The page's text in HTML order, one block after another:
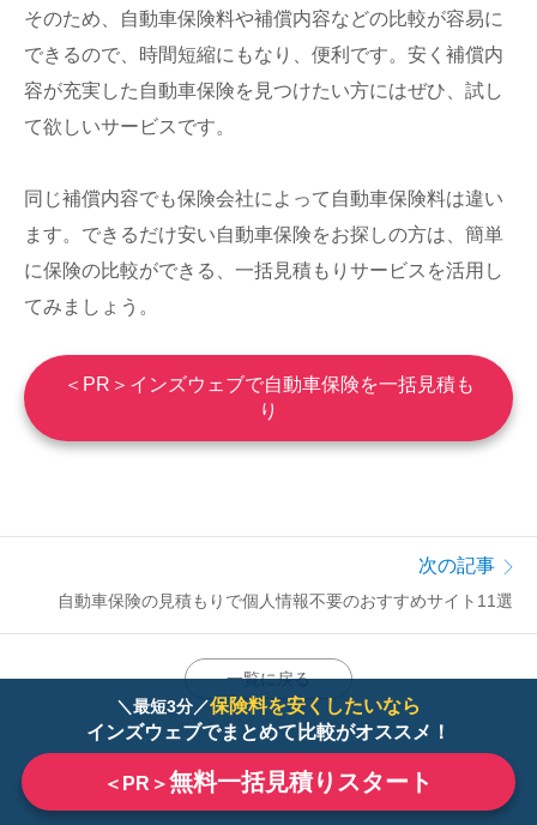
そのため、自動車保険料や補償内容などの比較が容易に
できるので、時間短縮にもなり、便利です。安く補償内
容が充実した自動車保険を見つけたい方にはぜひ、試し
て欲しいサービスです。
同じ補償内容でも保険会社によって自動車保険料は違い
ます。できるだけ安い自動車保険をお探しの方は、簡単
に保険の比較ができる、一括見積もりサービスを活用し
てみましょう。
＜PR＞インズウェブで自動車保険を一括見積も
り
次の記事
自動車保険の見積もりで個人情報不要のおすすめサイト11選
一覧に戻る
インズウェブご利用の流れ
＼最短3分／保険料を安くしたいなら
インズウェブでまとめて比較がオススメ！
＜PR＞無料一括見積りスタート